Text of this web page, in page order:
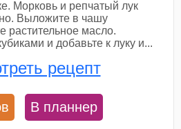
Морковь и репчатый лук
Выложите в чашу
растительное масло.
и добавьте к луку и...
рецепт
В планнер